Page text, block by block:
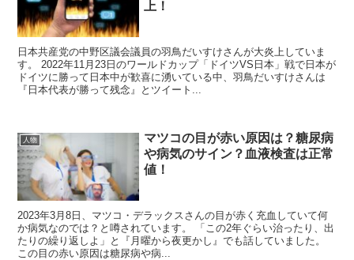
上！
日本共産党の中野区議会議員の羽鳥だいすけさんが大炎上していま
す。 2022年11月23日のワールドカップ「ドイツVS日本」戦で日本が
ドイツに勝って日本中が歓喜に湧いている中、羽鳥だいすけさんは
『日本代表が勝って残念』とツイート...
人物
マツコの目が赤い原因は？糖尿病
や病気のサイン？血液検査は正常
値！
2023年3月8日、マツコ・デラックスさんの目が赤く充血していて何
か病気なのでは？と噂されています。 「この2年ぐらい治ったり、出
たりの繰り返しよ」と『月曜から夜更かし』でも話していました。
この目の赤い原因は糖尿病や病...